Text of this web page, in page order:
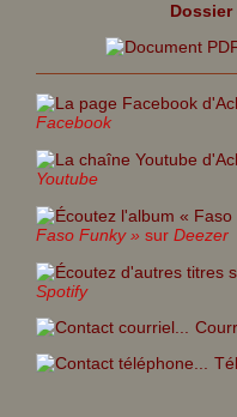
Dossier
Facebook
Youtube
Faso Funky » sur Deezer
Spotify